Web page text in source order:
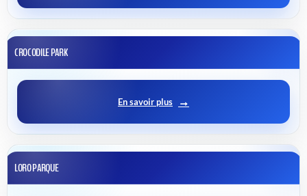
CROCODILE PARK
En savoir plus
LORO PARQUE